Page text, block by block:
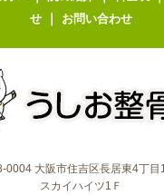
せ｜ お問い合わせ
0004 大阪市住吉区長居東4丁目
スカイハイツ1Ｆ